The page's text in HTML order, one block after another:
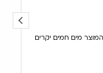
מים חמים יקרים